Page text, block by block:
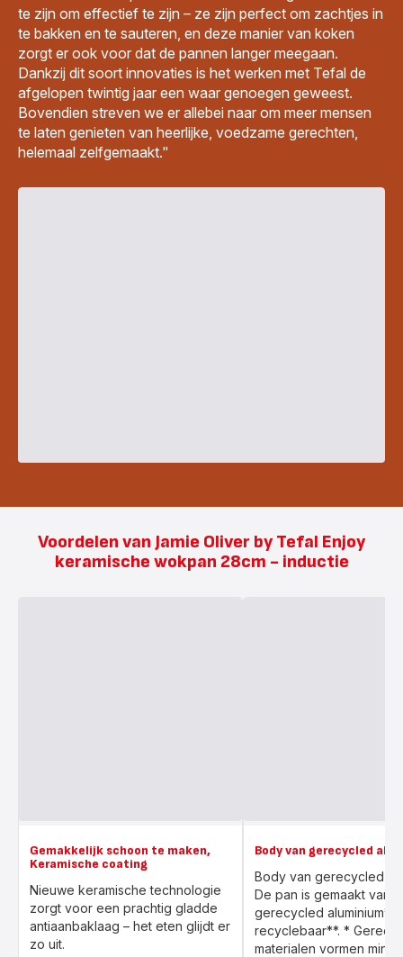
te zijn om effectief te zijn – ze zijn perfect om zachtjes in
te bakken en te sauteren, en deze manier van koken
zorgt er ook voor dat de pannen langer meegaan.
Dankzij dit soort innovaties is het werken met Tefal de
afgelopen twintig jaar een waar genoegen geweest.
Bovendien streven we er allebei naar om meer mensen
te laten genieten van heerlijke, voedzame gerechten,
helemaal zelfgemaakt."
Voordelen van Jamie Oliver by Tefal Enjoy
keramische wokpan 28cm - inductie
Gemakkelijk schoon te maken,
Keramische coating
Nieuwe keramische technologie
zorgt voor een prachtig gladde
antiaanbaklaag – het eten glijdt er
zo uit.
Body van gerecycled
Body van gerecycled
De pan is gemaakt van
gerecycled aluminium*
recyclebaar**. *
materialen vormen